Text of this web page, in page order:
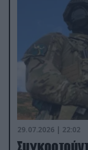
29.07.2026 | 22:02